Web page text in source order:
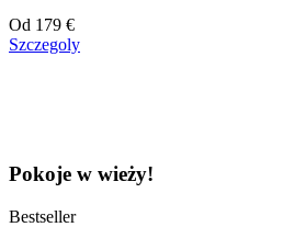
Cena
od
Od 179 €
Szczegoly
Pokoje w wieży!
Bestseller